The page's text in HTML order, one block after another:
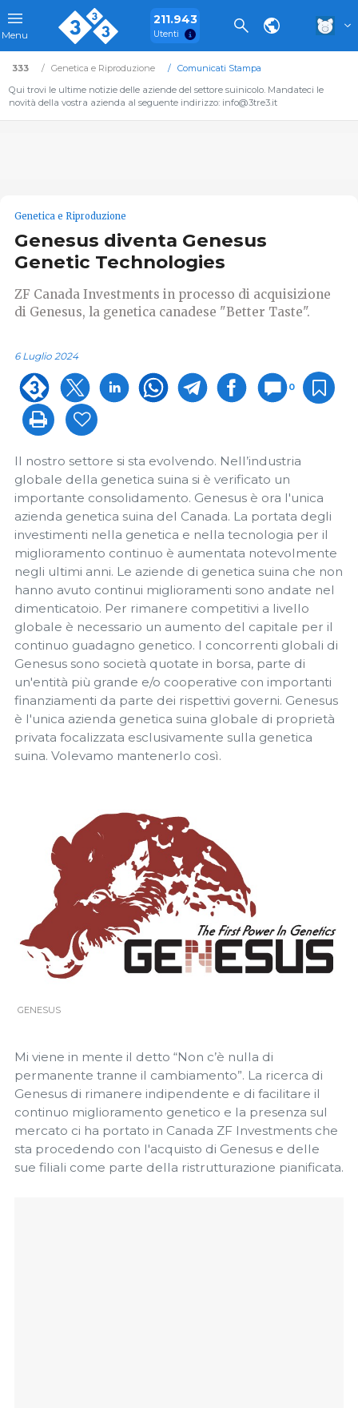
Menu
211.943
Utenti
333 Genetica e Riproduzione
Comunicati Stampa
Qui trovi le ultime notizie delle aziende del settore suinicolo. Mandateci le
novità della vostra azienda al seguente indirizzo: info@3tre3.it
Genetica e Riproduzione
Genesus diventa Genesus
Genetic Technologies
ZF Canada Investments in processo di acquisizione
di Genesus, la genetica canadese "Better Taste".
6 Luglio 2024
0
Il nostro settore si sta evolvendo. Nell’industria
globale della genetica suina si è verificato un
importante consolidamento. Genesus è ora l'unica
azienda genetica suina del Canada. La portata degli
investimenti nella genetica e nella tecnologia per il
miglioramento continuo è aumentata notevolmente
negli ultimi anni. Le aziende di genetica suina che non
hanno avuto continui miglioramenti sono andate nel
dimenticatoio. Per rimanere competitivi a livello
globale è necessario un aumento del capitale per il
continuo guadagno genetico. I concorrenti globali di
Genesus sono società quotate in borsa, parte di
un'entità più grande e/o cooperative con importanti
finanziamenti da parte dei rispettivi governi. Genesus
è l'unica azienda genetica suina globale di proprietà
privata focalizzata esclusivamente sulla genetica
suina. Volevamo mantenerlo così.
GENESUS
Mi viene in mente il detto “Non c’è nulla di
permanente tranne il cambiamento”. La ricerca di
Genesus di rimanere indipendente e di facilitare il
continuo miglioramento genetico e la presenza sul
mercato ci ha portato in Canada ZF Investments che
sta procedendo con l'acquisto di Genesus e delle
sue filiali come parte della ristrutturazione pianificata.